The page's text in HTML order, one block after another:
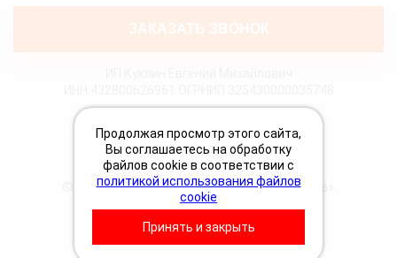
Политика Cookies
Пользовательское соглашение
© 2026 «Грузовая техпомощь 24 Вольта»
ЗАКАЗАТЬ ЗВОНОК
Продолжая просмотр этого сайта,
Вы соглашаетесь на обработку
файлов cookie в соответствии с
политикой использования файлов
cookie
Принять и закрыть